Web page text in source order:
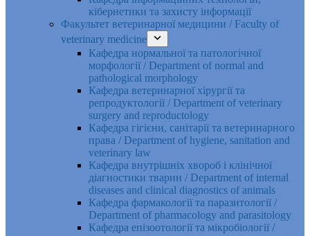
кібернетики та захисту інформації
Факультет ветеринарної медицини / Faculty of
veterinary medicine
Кафедра нормальної та патологічної
морфології / Department of normal and
pathological morphology
Кафедра ветеринарної хірургії та
репродуктології / Department of veterinary
surgery and reproductology
Кафедра гігієни, санітарії та ветеринарного
права / Department of hygiene, sanitation and
veterinary law
Кафедра внутрішніх хвороб і клінічної
діагностики тварин / Department of internal
diseases and clinical diagnostics of animals
Кафедра фармакології та паразитології /
Department of pharmacology and parasitology
Кафедра епізоотології та мікробіології /